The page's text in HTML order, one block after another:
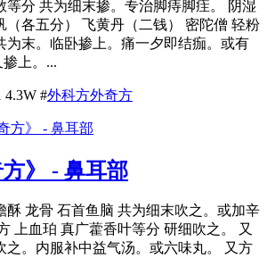
等分 共为细末掺。专治脚痔脚疰。 阴湿
（各五分） 飞黄丹（二钱） 密陀僧 轻粉
为末。临卧掺上。痛一夕即结痂。或有
上。...
4.3W #外科方外奇方
方》 - 鼻耳部
酥 龙骨 石首鱼脑 共为细末吹之。或加辛
上血珀 真广藿香叶等分 研细吹之。 又
之。内服补中益气汤。或六味丸。 又方